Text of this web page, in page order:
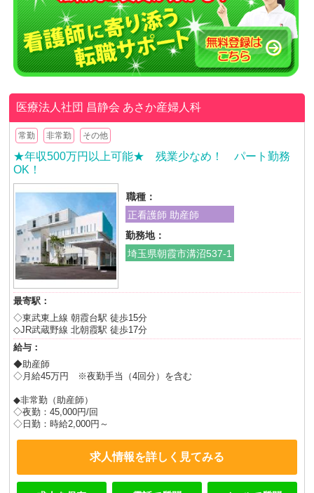
医療法人社団 昌静会 あさか産婦人科
常勤 非常勤 その他
★年収500万円以上可能★ 残業少なめ！ パート勤務
OK！
職種：
正看護師 助産師
勤務地：
埼玉県朝霞市溝沼537-1
最寄駅：
◇東武東上線 朝霞台駅 徒歩15分
◇JR武蔵野線 北朝霞駅 徒歩17分
給与：
◆助産師
◇月給45万円 ※夜勤手当（4回分）を含む
◆非常勤（助産師）
◇夜勤：45,000円/回
◇日勤：時給2,000円～
求人情報を詳しく見てみる